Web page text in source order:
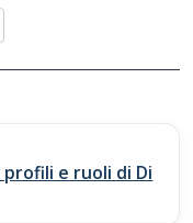
profili e ruoli di Di